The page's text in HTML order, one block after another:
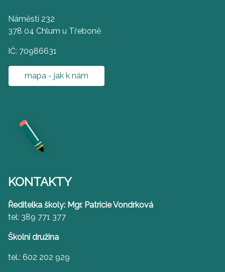
Náměstí 232
378 04 Chlum u Třeboně
IČ: 70986631
mapa - jak k nám
KONTAKTY
Ředitelka školy: Mgr. Patricie Vondrková
tel: 389 771 377
Školní družina
tel.: 602 202 929